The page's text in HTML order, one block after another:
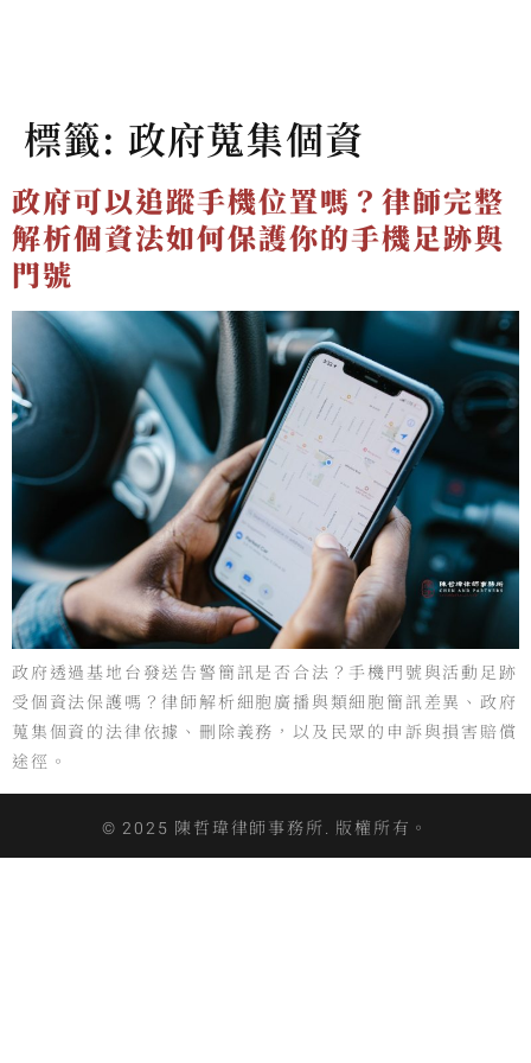
標籤: 政府蒐集個資
政府可以追蹤手機位置嗎？律師完整
解析個資法如何保護你的手機足跡與
門號
政府透過基地台發送告警簡訊是否合法？手機門號與活動足跡
受個資法保護嗎？律師解析細胞廣播與類細胞簡訊差異、政府
蒐集個資的法律依據、刪除義務，以及民眾的申訴與損害賠償
途徑。
© 2025 陳哲瑋律師事務所. 版權所有。